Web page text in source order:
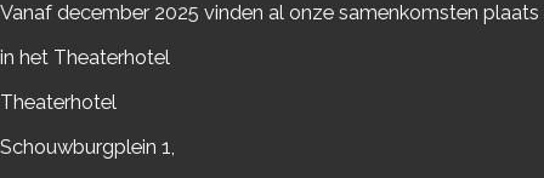
Vanaf december 2025 vinden al onze samenkomsten plaats
in het Theaterhotel
Theaterhotel
Schouwburgplein 1,